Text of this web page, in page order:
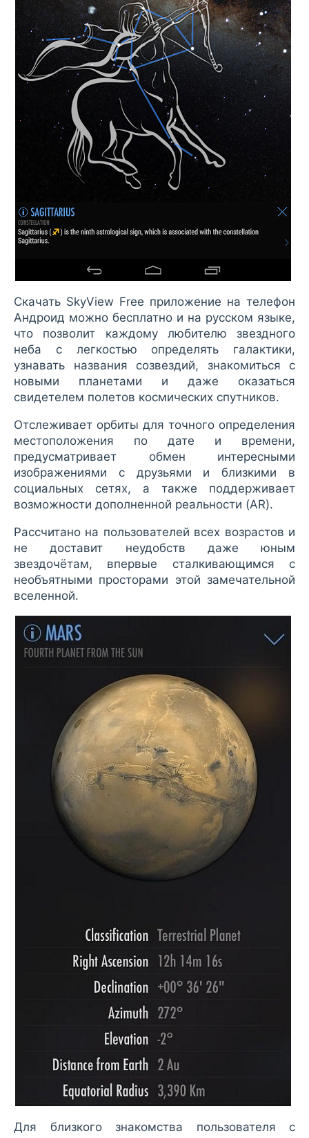
Скачать SkyView Free приложение на телефон
Андроид можно бесплатно и на русском языке,
что позволит каждому любителю звездного
неба с легкостью определять галактики,
узнавать названия созвездий, знакомиться с
новыми планетами и даже оказаться
свидетелем полетов космических спутников.
Отслеживает орбиты для точного определения
местоположения по дате и времени,
предусматривает обмен интересными
изображениями с друзьями и близкими в
социальных сетях, а также поддерживает
возможности дополненной реальности (AR).
Рассчитано на пользователей всех возрастов и
не доставит неудобств даже юным
звездочётам, впервые сталкивающимся с
необъятными просторами этой замечательной
вселенной.
Для близкого знакомства пользователя с